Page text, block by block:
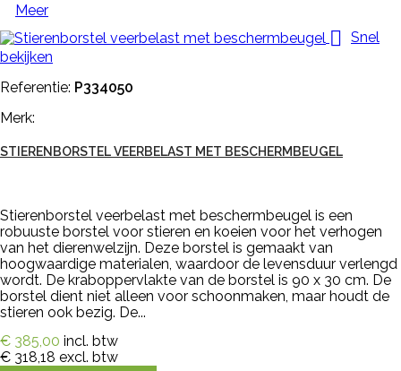
Meer
 Snel
bekijken
Referentie: P334050
Merk:
STIERENBORSTEL VEERBELAST MET BESCHERMBEUGEL
Stierenborstel veerbelast met beschermbeugel is een
robuuste borstel voor stieren en koeien voor het verhogen
van het dierenwelzijn. Deze borstel is gemaakt van
hoogwaardige materialen, waardoor de levensduur verlengd
wordt. De kraboppervlakte van de borstel is 90 x 30 cm. De
borstel dient niet alleen voor schoonmaken, maar houdt de
stieren ook bezig. De...
€ 385,00 incl. btw
€ 318,18 excl. btw